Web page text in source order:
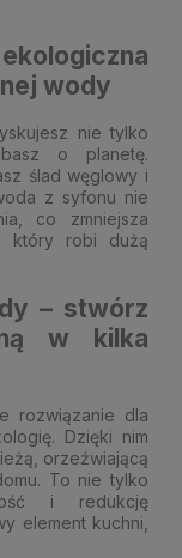
wody
nie tylko
o planetę.
ślad węglowy i
z syfonu nie
co zmniejsza
który robi dużą
– stwórz
w kilka
rozwiązanie dla
Dzięki nim
orzeźwiającą
To nie tylko
i redukcję
element kuchni,